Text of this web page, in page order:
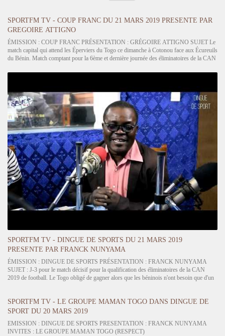
SPORTFM TV - COUP FRANC DU 21 MARS 2019 PRESENTE PAR
GREGOIRE ATTIGNO
ÉMISSION : COUP FRANC PRÉSENTATION : GRÉGOIRE ATTIGNO SUJET Le
match capital qui attend les Éperviers du Togo ce dimanche à Cotonou face aux Écureuils
du Bénin. Match comptant pour la 6ème et dernière journée des éliminatoires de la CAN
SPORTFM TV - DINGUE DE SPORTS DU 21 MARS 2019
PRESENTE PAR FRANCK NUNYAMA
ÉMISSION : DINGUE DE SPORTS PRÉSENTATION : FRANCK NUNYAMA
SUJET : J-3 pour le match décisif pour la qualification des éliminatoires de la CAN
2019 de football. Le Togo obligé de gagner alors que les béninois n'ont besoin que d'un
SPORTFM TV - LE GROUPE MAMAN TOGO DANS DINGUE DE
SPORT DU 20 MARS 2019
EMISSION : DINGUE DE SPORTS PRESENTATION : FRANCK NUNYAMA
INVITES : LE GROUPE MAMAN TOGO (RESPECT)